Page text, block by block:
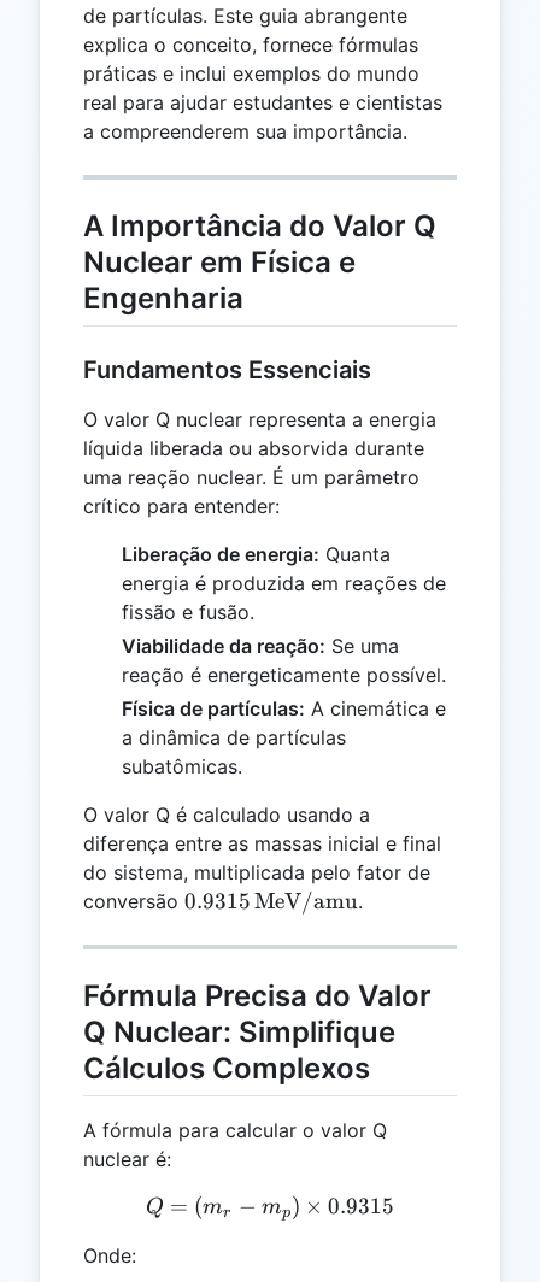
de partículas. Este guia abrangente
explica o conceito, fornece fórmulas
práticas e inclui exemplos do mundo
real para ajudar estudantes e cientistas
a compreenderem sua importância.
A Importância do Valor Q
Nuclear em Física e
Engenharia
Fundamentos Essenciais
O valor Q nuclear representa a energia
líquida liberada ou absorvida durante
uma reação nuclear. É um parâmetro
crítico para entender:
Liberação de energia: Quanta
energia é produzida em reações de
fissão e fusão.
Viabilidade da reação: Se uma
reação é energeticamente possível.
Física de partículas: A cinemática e
a dinâmica de partículas
subatômicas.
O valor Q é calculado usando a
diferença entre as massas inicial e final
do sistema, multiplicada pelo fator de
conversão 0.9315 \,
0.9315MeV/amu.
Fórmula Precisa do Valor
Q Nuclear: Simplifique
Cálculos Complexos
A fórmula para calcular o valor Q
nuclear é:
Q = (m_r - m_p) \times
Q = (mr − mp) × 0.9315
Onde: